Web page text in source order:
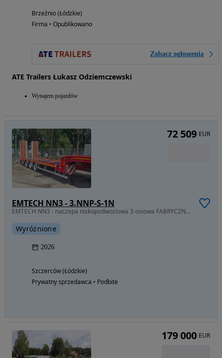
Brzeźnio (Łódzkie)
Firma • Opublikowano
Zobacz ogłoszenia
ATE Trailers Łukasz Odziemczewski
Wynajem pojazdów
EMTECH NN3 - 3.NNP-S-1N
EMTECH NN3 - naczepa niskopodwoziowa 3-osiowa FABRYCZNIE NOWA
Wyróżnione
2026
Szczerców (Łódzkie)
Prywatny sprzedawca • Podbite
72 509 EUR
179 000 EUR